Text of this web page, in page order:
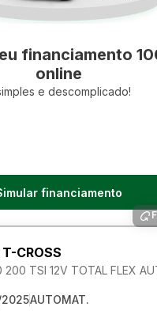
financiamento
online
e descomplicado!
financiamento
CROSS
AUTOMAT.